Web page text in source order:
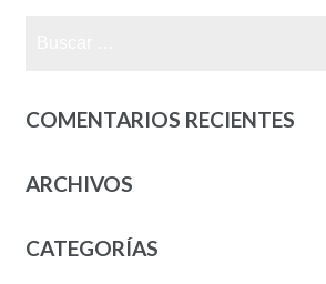
COMENTARIOS RECIENTES
ARCHIVOS
CATEGORÍAS